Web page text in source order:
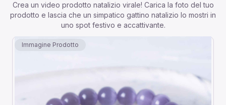
Crea un video prodotto natalizio virale! Carica la foto del tuo
prodotto e lascia che un simpatico gattino natalizio lo mostri in
uno spot festivo e accattivante.
Immagine Prodotto